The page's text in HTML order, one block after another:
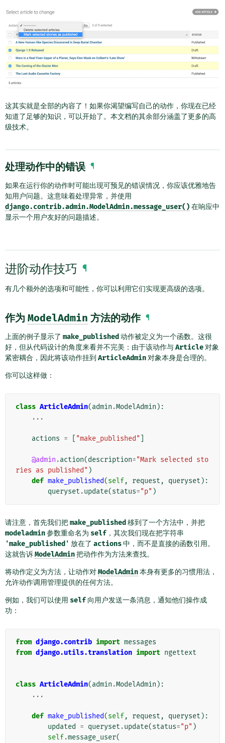
这其实就是全部的内容了！如果你渴望编写自己的动作，你现在已经
知道了足够的知识，可以开始了。本文档的其余部分涵盖了更多的高
级技术。
处理动作中的错误 ¶
如果在运行你的动作时可能出现可预见的错误情况，你应该优雅地告
知用户问题。这意味着处理异常，并使用
django.contrib.admin.ModelAdmin.message_user() 在响应中
显示一个用户友好的问题描述。
进阶动作技巧 ¶
有几个额外的选项和可能性，你可以利用它们实现更高级的选项。
作为 ModelAdmin 方法的动作 ¶
上面的例子显示了 make_published动作被定义为一个函数。这很
好，但从代码设计的角度来看并不完美：由于该动作与Article对象
紧密耦合，因此将该动作挂到 ArticleAdmin对象本身是合理的。
你可以这样做：
class ArticleAdmin(admin .ModelAdmin ):
...
actions = "make_published"
@admin .action(description="Mark selected sto
ries as published" )
def make_published(self, request , queryset ):
queryset .update(status="p" )
请注意，首先我们把make_published移到了一个方法中，并把
modeladmin参数重命名为 self ，其次我们现在把字符串
'make_published' 放在了 actions中，而不是直接的函数引用。
这就告诉ModelAdmin把动作作为方法来查找。
将动作定义为方法，让动作对ModelAdmin本身有更多的习惯用法，
允许动作调用管理提供的任何方法。
例如，我们可以使用 self 向用户发送一条消息，通知他们操作成
功：
from django.contrib import messages
from django.utils.translation import ngettext
class ArticleAdmin(admin .ModelAdmin ):
...
def make_published(self, request , queryset ):
updated = queryset .update(status="p" )
self.message_user(